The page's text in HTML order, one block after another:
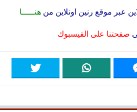
عبر موقع رنين اونلاين من هنـــــا
صفحتنا على الفيسبوك